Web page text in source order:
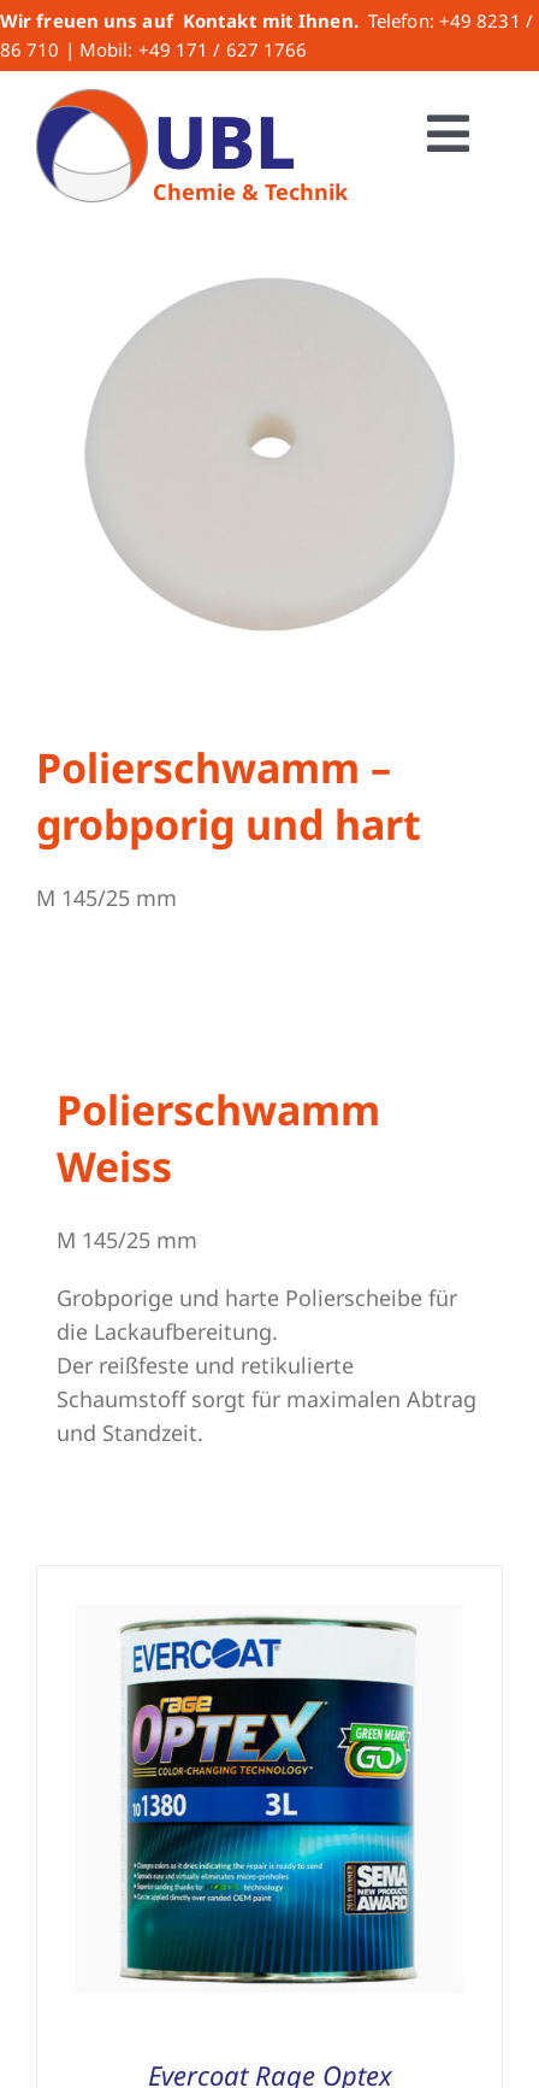
Zum
Inhalt
springen
Wir freuen uns auf Kontakt mit Ihnen. Telefon: +49 8231 /
86 710 | Mobil: +49 171 / 627 1766
UBL
Chemie & Technik
HOME
UBL-Produkte
Lacke
Lackzubehör
Polierschwamm –
grobporig und hart
M 145/25 mm
Polierschwamm
Weiss
M 145/25 mm
Grobporige und harte Polierscheibe für
die Lackaufbereitung.
Der reißfeste und retikulierte
Schaumstoff sorgt für maximalen Abtrag
und Standzeit.
Evercoat Rage Optex